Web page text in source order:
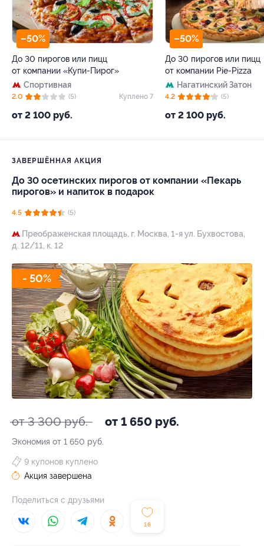
–50%
До 30 пирогов или пицц
от компании «Купи-Пирог»
Спортивная
от 2 100 руб.
2.0 (5) Куплено 7
–50%
До 30 пирогов или пицц
от компании Pie-Pizza
Нагатинский Затон
от 2 100 руб.
4.2 (5)
ЗАВЕРШЁННАЯ АКЦИЯ
До 30 осетинских пирогов от компании «Пекарь
пирогов» и напиток в подарок
4.5 (5)
Преображенская площадь, г. Москва, 1-я ул. Бухвостова,
д. 12/11, к. 12
- 50%
от 3 300 руб. от 1 650 руб.
Экономия от 1 650 руб.
16
9 купонов куплено
Акция завершена
Поделиться с друзьями